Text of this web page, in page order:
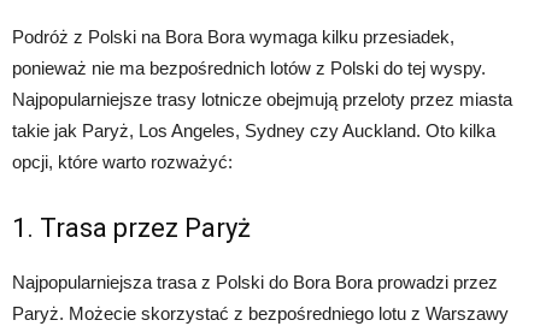
Podróż z Polski na Bora Bora wymaga kilku przesiadek,
ponieważ nie ma bezpośrednich lotów z Polski do tej wyspy.
Najpopularniejsze trasy lotnicze obejmują przeloty przez miasta
takie jak Paryż, Los Angeles, Sydney czy Auckland. Oto kilka
opcji, które warto rozważyć:
1. Trasa przez Paryż
Najpopularniejsza trasa z Polski do Bora Bora prowadzi przez
Paryż. Możecie skorzystać z bezpośredniego lotu z Warszawy